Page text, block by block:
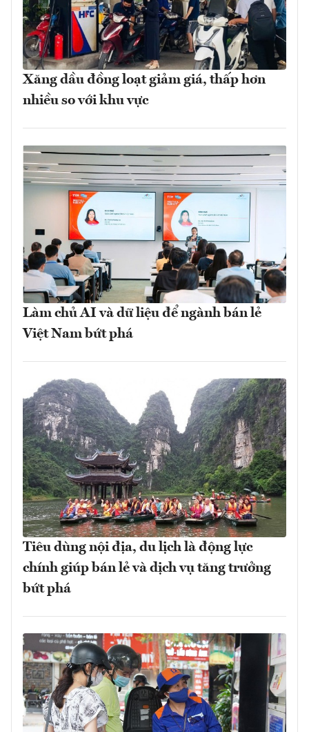
Xăng dầu đồng loạt giảm giá, thấp hơn
nhiều so với khu vực
Làm chủ AI và dữ liệu để ngành bán lẻ
Việt Nam bứt phá
Tiêu dùng nội địa, du lịch là động lực
chính giúp bán lẻ và dịch vụ tăng trưởng
bứt phá